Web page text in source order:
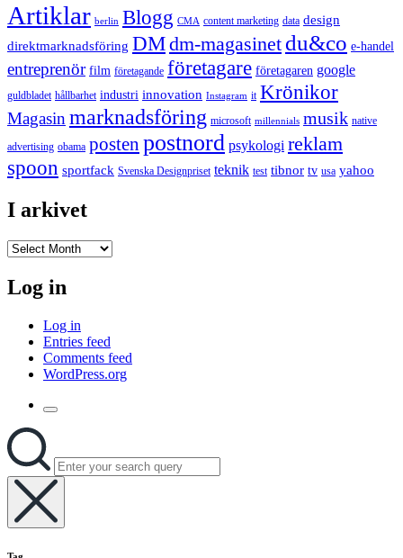
Artiklar berlin Blogg CMA content marketing data design
direktmarknadsföring DMdm-magasinet du&co e-handel
entreprenör film företagande företagare företagaren google
guldbladet hållbarhet industri innovation Instagram it Krönikor
Magasin marknadsföring microsoft millennials musik native
advertising obama posten postnord psykologi reklam
spoon sportfack Svenska Designpriset teknik test tibnor tv usa yahoo
I arkivet
Log in
Log in
Entries feed
Comments feed
WordPress.org
Toggle
field
Search
for:
Hide